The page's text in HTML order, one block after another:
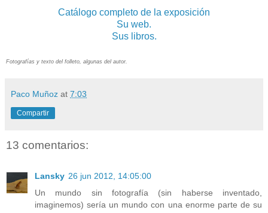
Catálogo completo de la exposición
Su web.
Sus libros.
Fotografías y texto del folleto, algunas del autor.
Paco Muñoz at 7:03
Compartir
13 comentarios:
Lansky 26 jun 2012, 14:05:00
Un mundo sin fotografía (sin haberse inventado,
imaginemos) sería un mundo con una enorme parte de su